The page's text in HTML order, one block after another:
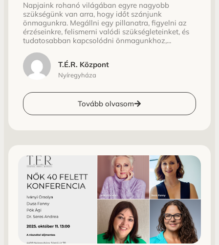
Napjaink rohanó világában egyre nagyobb
szükségünk van arra, hogy időt szánjunk
önmagunkra. Megállni egy pillanatra, figyelni az
érzéseinkre, felismerni valódi szükségleteinket, és
tudatosabban kapcsolódni önmagunkhoz,...
T.É.R. Központ
Nyíregyháza
Tovább olvasom